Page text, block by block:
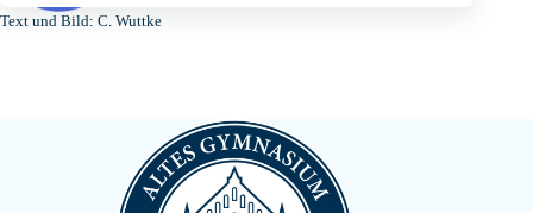
Text und Bild: C. Wuttke